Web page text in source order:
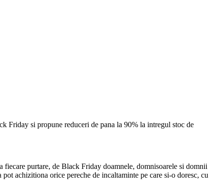
Friday si propune reduceri de pana la 90% la intregul stoc de
fiecare purtare, de Black Friday doamnele, domnisoarele si domnii
pot achizitiona orice pereche de incaltaminte pe care si-o doresc, cu